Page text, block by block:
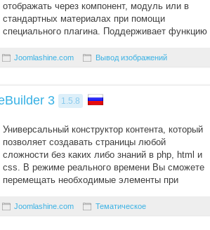
отображать через компонент, модуль или в
стандартных материалах при помощи
специального плагина. Поддерживает функцию
Joomlashine.com Вывод изображений
3 1.5.8
Универсальный конструктор контента, который
позволяет создавать страницы любой
сложности без каких либо знаний в php, html и
css. В режиме реального времени Вы сможете
перемещать необходимые элементы при
Joomlashine.com Тематическое